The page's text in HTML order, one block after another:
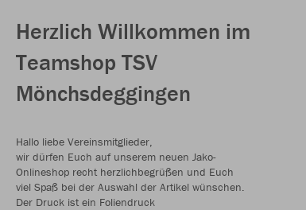
Herzlich Willkommen im
Teamshop TSV
Mönchsdeggingen
Hallo liebe Vereinsmitglieder,
wir dürfen Euch auf unserem neuen Jako-
Onlineshop recht herzlichbegrüßen und Euch
viel Spaß bei der Auswahl der Artikel wünschen.
Der Druck ist ein Foliendruck